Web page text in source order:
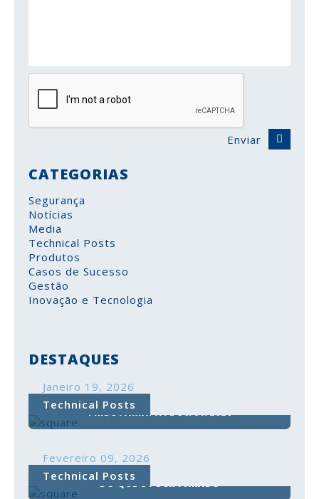
Enviar
CATEGORIAS
Segurança
Notícias
Media
Technical Posts
Produtos
Casos de Sucesso
Gestão
Inovação e Tecnologia
DESTAQUES
Janeiro 19, 2026
Technical Posts
COMUNICAÇÃO DO INVENTÁRIO À AUTORIDADE
TRIBUTÁRIA: ATÉ 30/01/2026
TRIBUTÁRIA: ATÉ 30/01/2026
A comunicação do inventário à Autoridade
Tributária é uma obrigação legale deve ser
Fevereiro 09, 2026
Technical Posts
INVENTÁRIO FORA DE CONTROLO CUSTA MAIS
DO QUE STOCK PARADO